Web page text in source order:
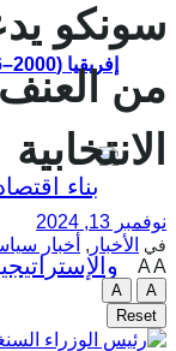
إفريقيا (2000–2026)
سونكو
من
الانتخابية
نوفمبر 13, 2024
في الأخبار , أخبار
AA
A
A
Reset